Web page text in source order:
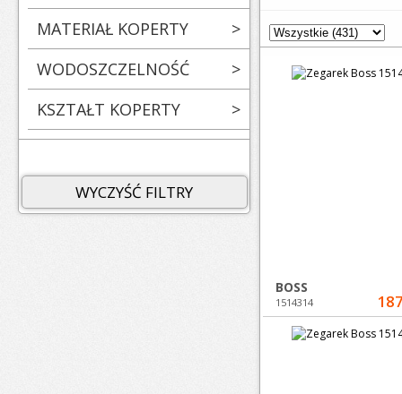
MATERIAŁ KOPERTY
>
WODOSZCZELNOŚĆ
>
KSZTAŁT KOPERTY
>
WYCZYŚĆ FILTRY
BOSS
1514314